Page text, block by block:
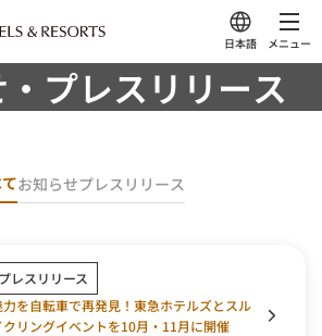
日本語 メニュー
プレスリリース
お知らせプレスリリース
プレスリリース
を自転車で再発見！東急ホテルズとスル
リングイベントを10月・11月に開催